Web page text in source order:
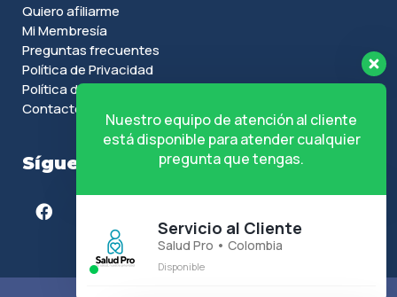
Quiero afiliarme
Mi Membresía
Preguntas frecuentes
Política de Privacidad
Política de Cookies
Contacto
Síguenos en
Nuestro equipo de atención al cliente
está disponible para atender cualquier
pregunta que tengas.
Servicio al Cliente
Salud Pro • Colombia
Disponible